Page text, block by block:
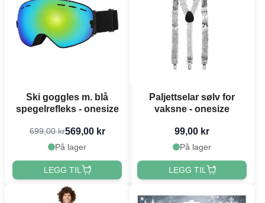
Ski goggles m. blå
spegelrefleks - onesize
699,00 kr569,00 kr
På lager
LEGG TIL
Paljettselar sølv for
vaksne - onesize
99,00 kr
På lager
LEGG TIL